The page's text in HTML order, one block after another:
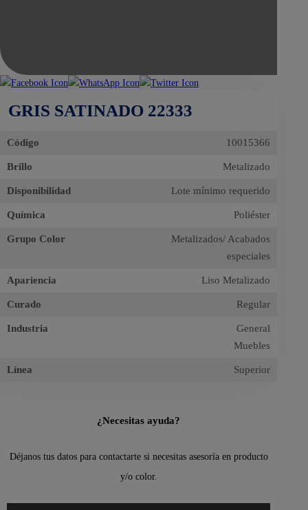
GRIS SATINADO 22333
Código 10015366
Brillo Metalizado
Disponibilidad Lote mínimo requerido
Química Poliéster
Grupo Color
Metalizados/ Acabados
especiales
Apariencia Liso Metalizado
Curado Regular
Industria
General
Muebles
Línea Superior
¿Necesitas ayuda?
Déjanos tus datos para contactarte si necesitas asesoría en producto
y/o color.